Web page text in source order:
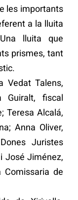
les importants
a la lluita
lluita que
prismes, tant
Vedat Talens,
Guiralt, fiscal
Teresa Alcalá,
Anna Oliver,
Juristes
José Jiménez,
Comissaria de